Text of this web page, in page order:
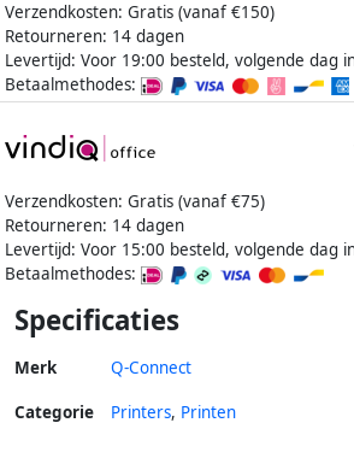
Verzendkosten: Gratis (vanaf €150)
Retourneren: 14 dagen
Levertijd: Voor 19:00 besteld, volgende dag
Betaalmethodes:
Verzendkosten: Gratis (vanaf €75)
Retourneren: 14 dagen
Levertijd: Voor 15:00 besteld, volgende dag
Betaalmethodes:
Specificaties
Merk Q-Connect
Categorie Printers, Printen